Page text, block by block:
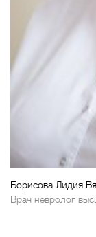
Борисова Лидия
Врач невролог